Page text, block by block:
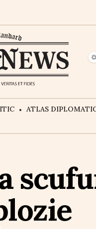
ATLAS